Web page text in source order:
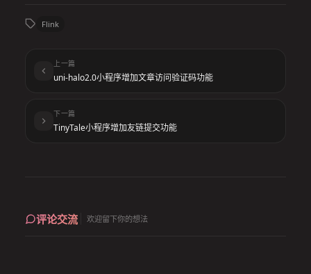
Flink
上一篇
uni-halo2.0小程序增加文章访问验证码功能
下一篇
TinyTale小程序增加友链提交功能
评论交流 欢迎留下你的想法